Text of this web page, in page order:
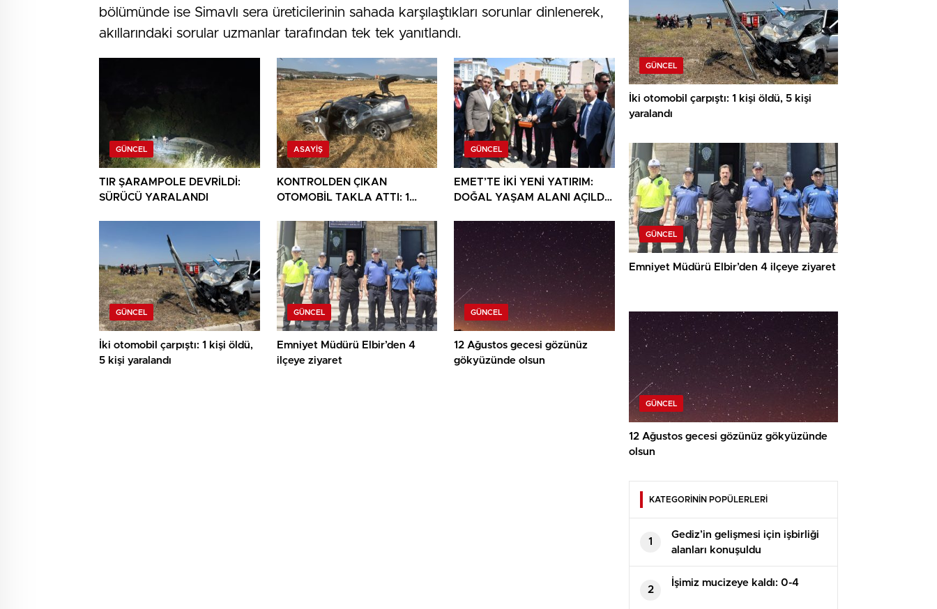
bölümünde ise Simavlı sera üreticilerinin sahada karşılaştıkları sorunlar dinlenerek,
akıllarındaki sorular uzmanlar tarafından tek tek yanıtlandı.
GÜNCEL
TIR ŞARAMPOLE DEVRİLDİ:
SÜRÜCÜ YARALANDI
ASAYIŞ
KONTROLDEN ÇIKAN
OTOMOBİL TAKLA ATTI: 1
GÜNCEL
EMET’TE İKİ YENİ YATIRIM:
DOĞAL YAŞAM ALANI AÇILDI,
ATILDI
GÜNCEL
İki otomobil çarpıştı: 1 kişi öldü,
5 kişi yaralandı
GÜNCEL
Emniyet Müdürü Elbir’den 4
ilçeye ziyaret
GÜNCEL
12 Ağustos gecesi gözünüz
gökyüzünde olsun
GÜNCEL
İki otomobil çarpıştı: 1 kişi öldü, 5 kişi
yaralandı
GÜNCEL
Emniyet Müdürü Elbir’den 4 ilçeye ziyaret
GÜNCEL
12 Ağustos gecesi gözünüz gökyüzünde
olsun
KATEGORİNİN POPÜLERLERİ
1
Gediz’in gelişmesi için işbirliği
alanları konuşuldu
2
İşimiz mucizeye kaldı: 0-4